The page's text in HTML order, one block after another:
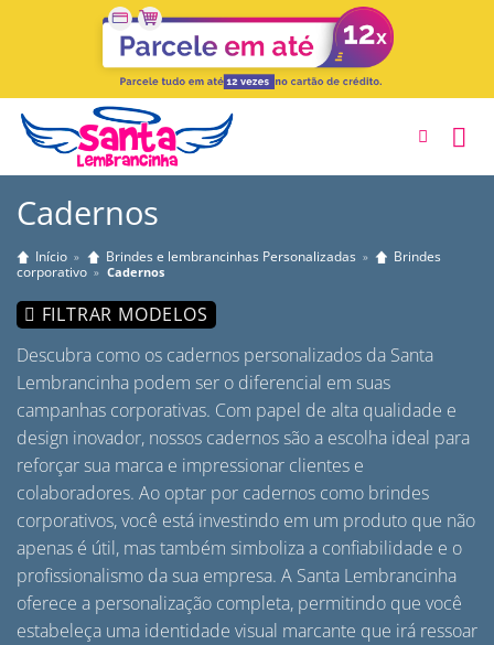
Cadernos
Início » Brindes e lembrancinhas Personalizadas »
Brindes
corporativo » Cadernos
FILTRAR MODELOS
Descubra como os cadernos personalizados da Santa
Lembrancinha podem ser o diferencial em suas
campanhas corporativas. Com papel de alta qualidade e
design inovador, nossos cadernos são a escolha ideal para
reforçar sua marca e impressionar clientes e
colaboradores. Ao optar por cadernos como brindes
corporativos, você está investindo em um produto que não
apenas é útil, mas também simboliza a confiabilidade e o
profissionalismo da sua empresa. A Santa Lembrancinha
oferece a personalização completa, permitindo que você
estabeleça uma identidade visual marcante que irá ressoar